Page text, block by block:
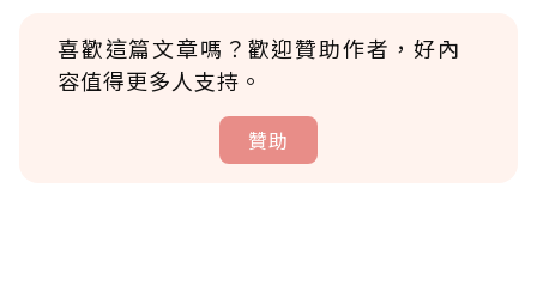
喜歡這篇文章嗎？歡迎贊助作者，好內
容值得更多人支持。
贊助